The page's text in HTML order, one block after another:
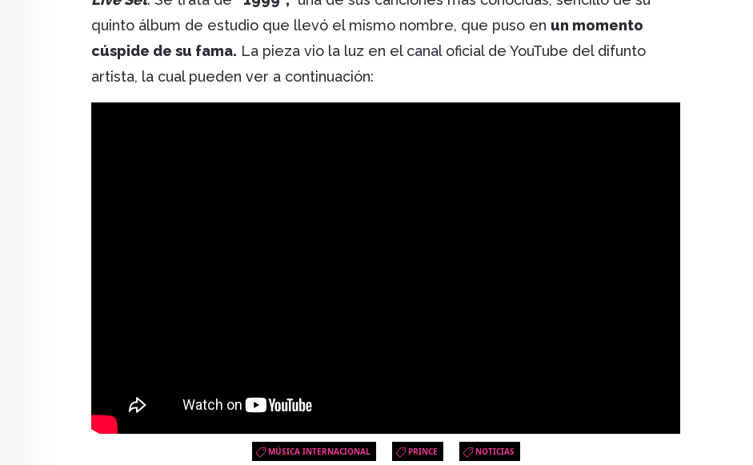
quinto álbum de estudio que llevó el mismo nombre, que puso en un momento
cúspide de su fama. La pieza vio la luz en el canal oficial de YouTube del difunto
artista, la cual pueden ver a continuación:
MÚSICA INTERNACIONAL PRINCE NOTICIAS